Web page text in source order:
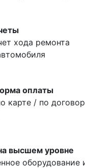
хода ремонта
оплаты
карте / по
высшем уровне
оборудование